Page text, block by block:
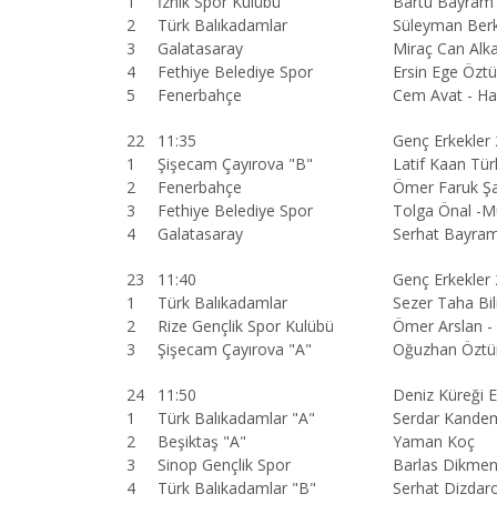
2
Türk Balıkadamlar
Süleyman
3
Galatasaray
Miraç Can
4
Fethiye Belediye Spor
Ersin Ege
5
Fenerbahçe Cem Avat -
22 11:35
Genç
1
Şişecam Çayırova "B"
Latif Kaan
2
Fenerbahçe
Ömer Faruk
3
Fethiye Belediye Spor
Tolga Önal -
4
Galatasaray Serhat
23 11:40
Genç
1
Türk Balıkadamlar
Sezer Taha
2
Rize Gençlik Spor Kulübü
Ömer Arslan
3
Şişecam Çayırova "A" Oğuzhan
24 11:50
Deniz Küreği
1
Türk Balıkadamlar "A"
Serdar
2
Beşiktaş "A"
Yaman Koç
3
Sinop Gençlik Spor
Barlas Dikmen
4
Türk Balıkadamlar "B" Serhat